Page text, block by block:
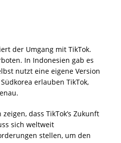
der Umgang mit TikTok.
In Indonesien gab es
nutzt eine eigene Version
erlauben TikTok,
dass TikTok’s Zukunft
sich weltweit
stellen, um den